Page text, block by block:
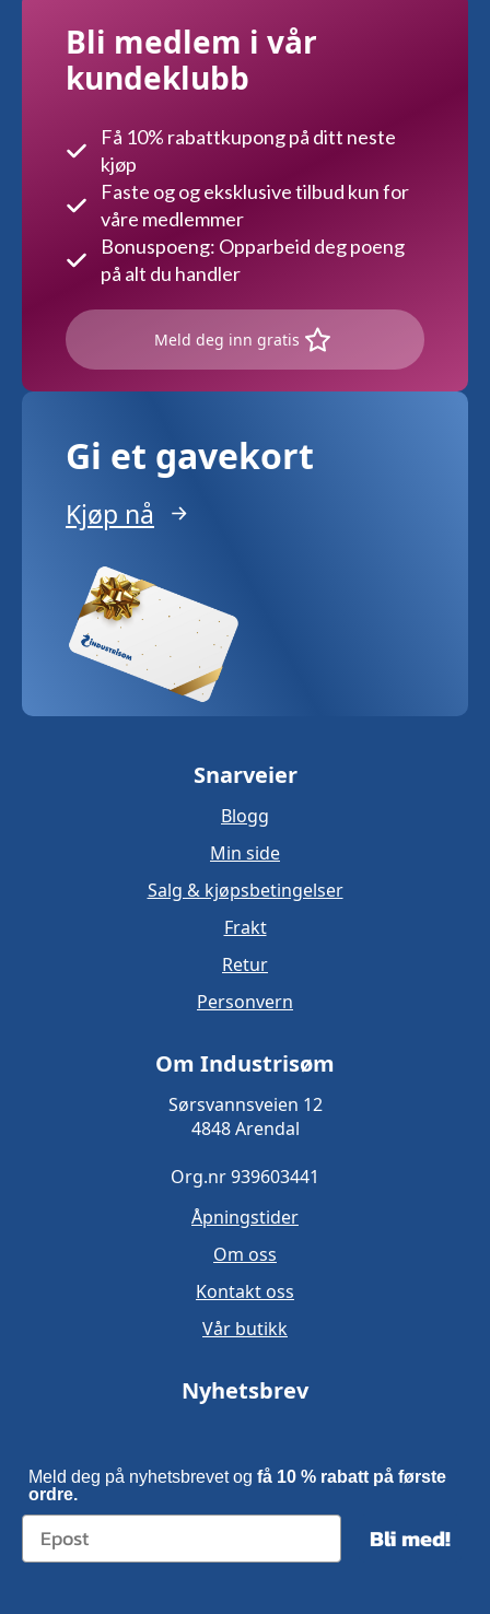
Bli medlem i vår
kundeklubb
Få 10% rabattkupong på ditt neste
kjøp
Faste og og eksklusive tilbud kun for
våre medlemmer
Bonuspoeng: Opparbeid deg poeng
på alt du handler
Meld deg inn gratis
Gi et gavekort
Kjøp nå
Snarveier
Blogg
Min side
Salg & kjøpsbetingelser
Frakt
Retur
Personvern
Om Industrisøm
Sørsvannsveien 12
4848 Arendal
Org.nr 939603441
Åpningstider
Om oss
Kontakt oss
Vår butikk
Nyhetsbrev
Meld deg på nyhetsbrevet og få 10 % rabatt på første
ordre.
Bli med!